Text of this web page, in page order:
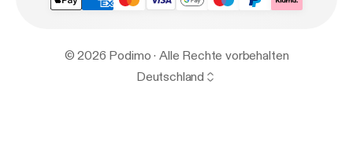
© 2026 Podimo · Alle Rechte vorbehalten
Deutschland